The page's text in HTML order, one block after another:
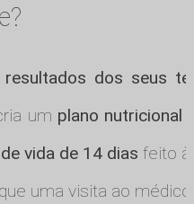
dos seus
um plano nutricional
vida de 14 dias feito à
uma visita ao médico.